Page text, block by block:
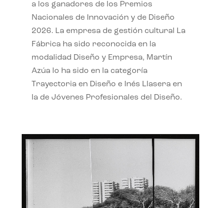
a los ganadores de los Premios
Nacionales de Innovación y de Diseño
2026. La empresa de gestión cultural La
Fábrica ha sido reconocida en la
modalidad Diseño y Empresa, Martín
Azúa lo ha sido en la categoría
Trayectoria en Diseño e Inés Llasera en
la de Jóvenes Profesionales del Diseño.